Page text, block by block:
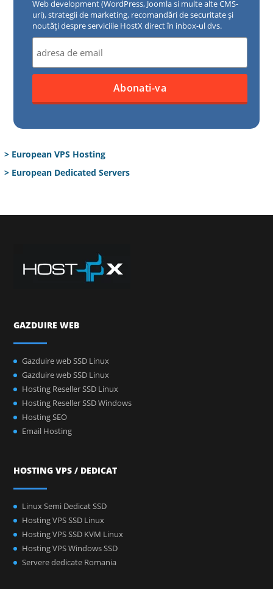
Web development (WordPress, Joomla si multe alte CMS-
uri), strategii de marketing, recomandări de securitate și
noutăți despre serviciile HostX direct în inbox-ul dvs.
> European VPS Hosting
> European Dedicated Servers
GAZDUIRE WEB
Gazduire web SSD Linux
Gazduire web SSD Linux
Hosting Reseller SSD Linux
Hosting Reseller SSD Windows
Hosting SEO
Email Hosting
HOSTING VPS / DEDICAT
Linux Semi Dedicat SSD
Hosting VPS SSD Linux
Hosting VPS SSD KVM Linux
Hosting VPS Windows SSD
Servere dedicate Romania